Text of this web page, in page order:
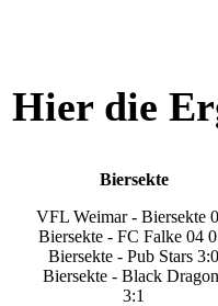
Hier die
Biersekte
VFL Weimar - Biersekte
Biersekte - FC Falke 04
Biersekte - Pub Stars 3:0
Biersekte - Black
3:1